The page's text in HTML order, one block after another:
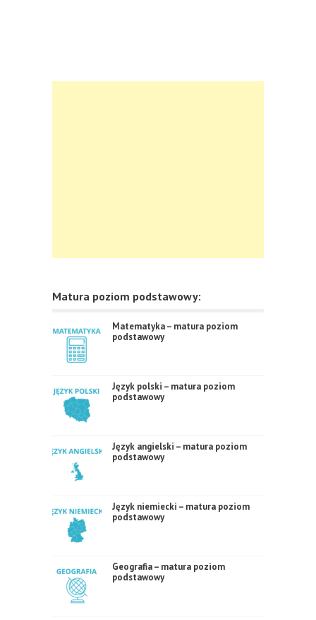
Matura poziom podstawowy:
Matematyka – matura poziom
podstawowy
Język polski – matura poziom
podstawowy
Język angielski – matura poziom
podstawowy
Język niemiecki – matura poziom
podstawowy
Geografia – matura poziom
podstawowy